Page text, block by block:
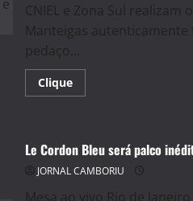
CNIEL e Zona Sul realizam
Manteigas autenticamente
pedaço...
CliqueRead
more
Sul
realizam
o
Festival
Le Cordon Bleu será palco
JORNAL CAMBORIU
Mesa ao vivo Rio de